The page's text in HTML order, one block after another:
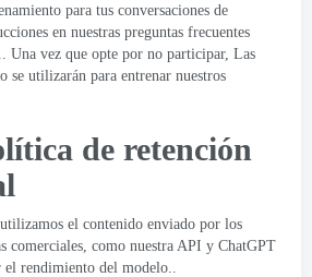
para tus conversaciones de
en nuestras preguntas frecuentes
Una vez que opte por no participar, Las
se utilizarán para entrenar nuestros
de retención
el contenido enviado por los
comerciales, como nuestra API y ChatGPT
el rendimiento del modelo..